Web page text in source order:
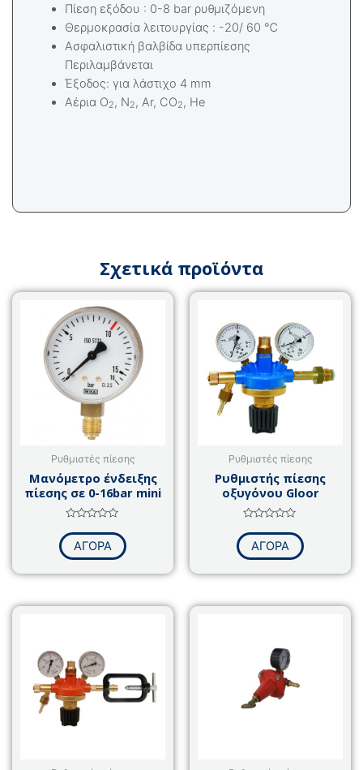
Πίεση εξόδου : 0-8 bar ρυθμιζόμενη
Θερμοκρασία λειτουργίας : -20/ 60 ℃
Ασφαλιστική βαλβίδα υπερπίεσης
Περιλαμβάνεται
Έξοδος: για λάστιχο 4 mm
Αέρια Ο2, Ν2, Ar, CO2, He
Σχετικά προϊόντα
Ρυθμιστές πίεσης
Μανόμετρο ένδειξης
πίεσης σε 0-16bar mini
με
από
ΑΓΟΡΑ
Ρυθμιστές πίεσης
Ρυθμιστής πίεσης
οξυγόνου Gloor
με
από
ΑΓΟΡΑ